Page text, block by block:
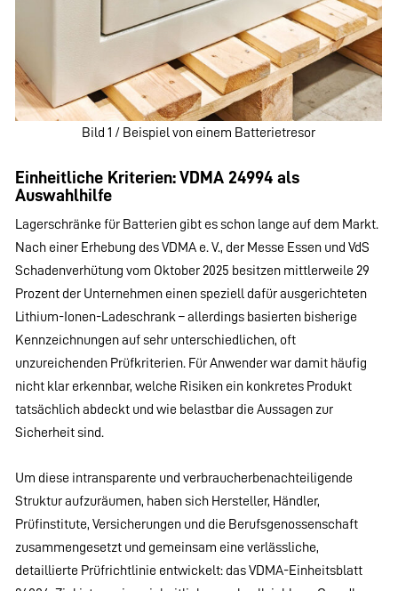
Bild 1 / Beispiel von einem Batterietresor
Einheitliche Kriterien: VDMA 24994 als
Auswahlhilfe
Lagerschränke für Batterien gibt es schon lange auf dem Markt.
Nach einer Erhebung des VDMA e. V., der Messe Essen und VdS
Schadenverhütung vom Oktober 2025 besitzen mittlerweile 29
Prozent der Unternehmen einen speziell dafür ausgerichteten
Lithium-Ionen-Ladeschrank – allerdings basierten bisherige
Kennzeichnungen auf sehr unterschiedlichen, oft
unzureichenden Prüfkriterien. Für Anwender war damit häufig
nicht klar erkennbar, welche Risiken ein konkretes Produkt
tatsächlich abdeckt und wie belastbar die Aussagen zur
Sicherheit sind.
Um diese intransparente und verbraucherbenachteiligende
Struktur aufzuräumen, haben sich Hersteller, Händler,
Prüfinstitute, Versicherungen und die Berufsgenossenschaft
zusammengesetzt und gemeinsam eine verlässliche,
detaillierte Prüfrichtlinie entwickelt: das VDMA-Einheitsblatt